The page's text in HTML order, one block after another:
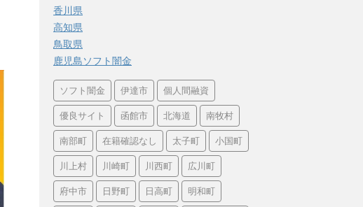
香川県
高知県
鳥取県
鹿児島ソフト闇金
ソフト闇金 伊達市 個人間融資
優良サイト 函館市 北海道 南牧村
南部町 在籍確認なし 太子町 小国町
川上村 川崎町 川西町 広川町
府中市 日野町 日高町 明和町